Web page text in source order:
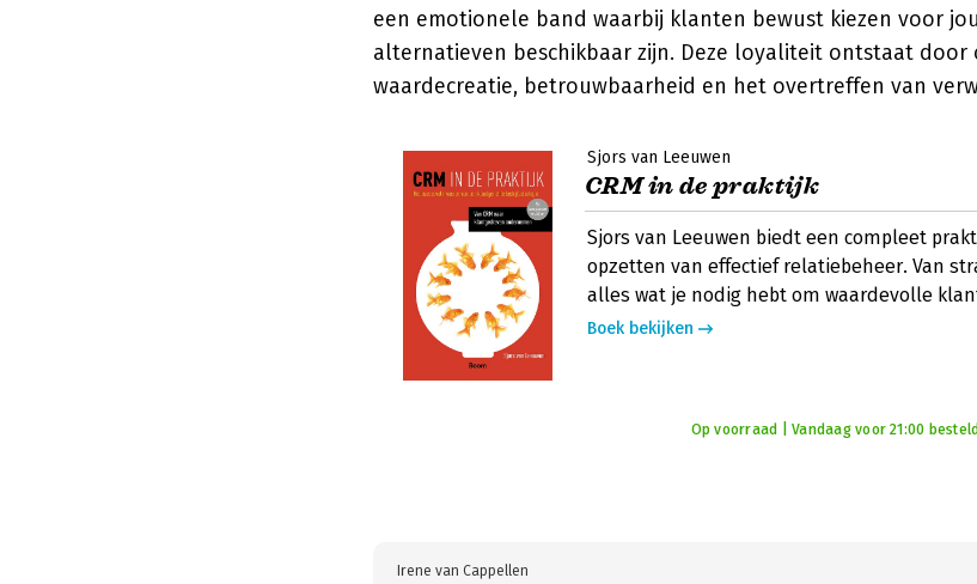
een emotionele band waarbij klanten bewust kiezen voor
alternatieven beschikbaar zijn. Deze loyaliteit ontstaat door
waardecreatie, betrouwbaarheid en het overtreffen van
Sjors van Leeuwen
CRM in de praktijk
Sjors van Leeuwen biedt een compleet
opzetten van effectief relatiebeheer. Van
alles wat je nodig hebt om waardevolle
Boek bekijken
Op voorraad | Vandaag voor 21:00
Irene van Cappellen